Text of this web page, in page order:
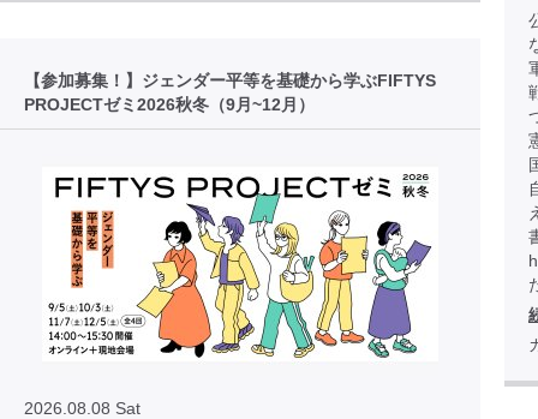
【参加募集！】ジェンダー平等を基礎から学ぶFIFTYS
PROJECTゼミ2026秋冬（9月~12月）
2026.08.08 Sat